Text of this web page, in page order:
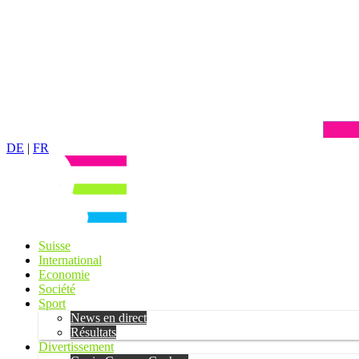
DE | FR
Suisse
International
Economie
Société
Sport
News en direct
Résultats
Divertissement